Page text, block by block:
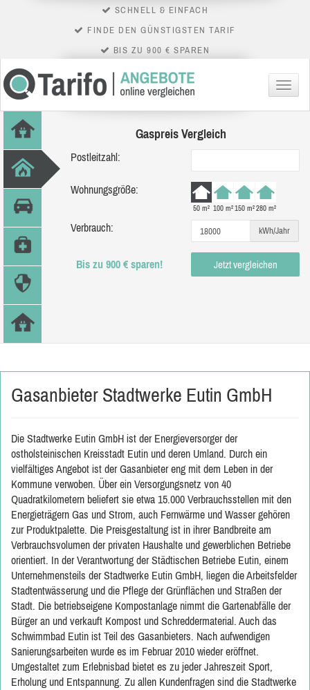
SCHNELL & EINFACH
FINDE DEN GÜNSTIGSTEN TARIF
BIS ZU 900 € SPAREN
Menü
Gaspreis Vergleich
Postleitzahl:
Wohnungsgröße:
50 m² 100 m²150 m²280 m²
Verbrauch: kWh/Jahr
Bis zu 900 € sparen! Jetzt vergleichen
Gasanbieter Stadtwerke Eutin GmbH
Die Stadtwerke Eutin GmbH ist der Energieversorger der
ostholsteinischen Kreisstadt Eutin und deren Umland. Durch ein
vielfältiges Angebot ist der Gasanbieter eng mit dem Leben in der
Kommune verwoben. Über ein Versorgungsnetz von 40
Quadratkilometern beliefert sie etwa 15.000 Verbrauchsstellen mit den
Energieträgern Gas und Strom, auch Fernwärme und Wasser gehören
zur Produktpalette. Die Preisgestaltung ist in ihrer Bandbreite am
Verbrauchsvolumen der privaten Haushalte und gewerblichen Betriebe
orientiert. In der Verantwortung der Städtischen Betriebe Eutin, einem
Unternehmensteils der Stadtwerke Eutin GmbH, liegen die Arbeitsfelder
Stadtentwässerung und die Pflege der Grünflächen und Straßen der
Stadt. Die betriebseigene Kompostanlage nimmt die Gartenabfälle der
Bürger an und verkauft Kompost und Schreddermaterial. Auch das
Schwimmbad Eutin ist Teil des Gasanbieters. Nach aufwendigen
Sanierungsarbeiten wurde es im Februar 2010 wieder eröffnet.
Umgestaltet zum Erlebnisbad bietet es zu jeder Jahreszeit Sport,
Erholung und Entspannung. Zu allen Kundenfragen sind die Stadtwerke